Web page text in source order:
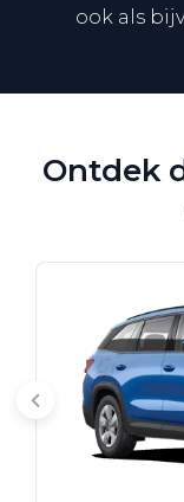
ook als
Ontdek